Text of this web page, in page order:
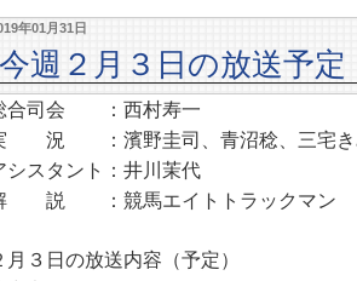
年01月31日
今週２月３日の放送予定
合司会 ：西村寿一
況 ：濱野圭司、青沼稔、三宅き
シスタント：井川茉代
説 ：競馬エイトトラックマン
月３日の放送内容（予定）